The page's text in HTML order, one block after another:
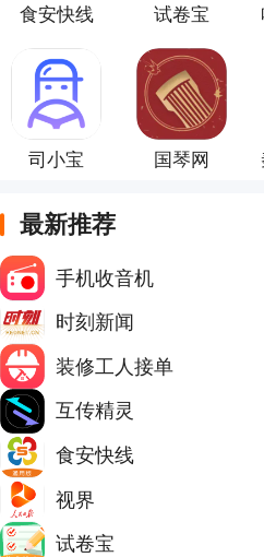
食安快线 试卷宝
司小宝 国琴网
最新推荐
手机收音机
时刻新闻
装修工人接单
互传精灵
食安快线
视界
试卷宝